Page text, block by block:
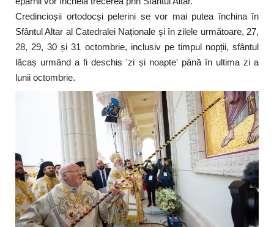
Credincioșii ortodocși pelerini se vor mai putea închina în
Sfântul Altar al Catedralei Naționale și în zilele următoare, 27,
28, 29, 30 și 31 octombrie, inclusiv pe timpul nopții, sfântul
lăcaș urmând a fi deschis 'zi și noapte' până în ultima zi a
lunii octombrie.